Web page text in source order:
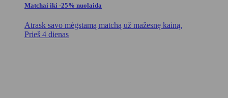
Matchai iki -25% nuolaida
Atrask savo mėgstamą matchą už mažesnę kainą.
Prieš 4 dienas